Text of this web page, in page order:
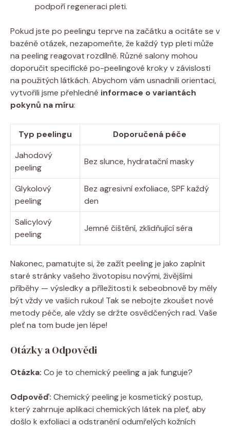
podpoří regeneraci pleti.
Pokud jste po peelingu teprve na začátku a ocitáte se v
bazéně otázek, nezapomeňte, že každý typ pleti může
na peeling reagovat rozdílně. Různé salony mohou
doporučit specifické po-peelingové kroky v závislosti
na použitých látkách. Abychom vám usnadnili orientaci,
vytvořili jsme přehledné informace o variantách
pokynů na míru:
Typ peelingu
Doporučená péče
Jahodový
peeling
Bez slunce, hydratační masky
Glykolový
peeling
Bez agresivní exfoliace, SPF každý
den
Salicylový
peeling
Jemné čištění, zklidňující séra
Nakonec, pamatujte si, že zažít peeling je jako zaplnit
staré stránky vašeho životopisu novými, živějšími
příběhy — výsledky a příležitosti k sebeobnově by měly
být vždy ve vašich rukou! Tak se nebojte zkoušet nové
metody péče, ale vždy se držte osvědčených rad. Vaše
pleť na tom bude jen lépe!
Otázky a Odpovědi
Otázka: Co je to chemický peeling a jak funguje?
Odpověď: Chemický peeling je kosmetický postup,
který zahrnuje aplikaci chemických látek na pleť, aby
došlo k exfoliaci a odstranění odumřelých kožních